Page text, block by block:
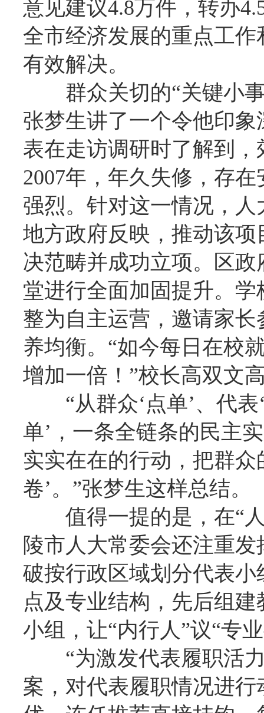
意见建议4.8万件，转办
全市经济发展的重点工
有效解决。
群众关切的“关键小
张梦生讲了一个令他印
表在走访调研时了解到
2007年，年久失修，存
强烈。针对这一情况，
地方政府反映，推动该
决范畴并成功立项。区
堂进行全面加固提升。
整为自主运营，邀请家
养均衡。“如今每日在校
增加一倍！”校长高双文
“从群众‘点单’、代
单’，一条全链条的民主
实实在在的行动，把群众
卷’。”张梦生这样总结。
值得一提的是，在“
陵市人大常委会还注重
破按行政区域划分代表
点及专业结构，先后组
小组，让“内行人”议“专
“为激发代表履职活
案，对代表履职情况进